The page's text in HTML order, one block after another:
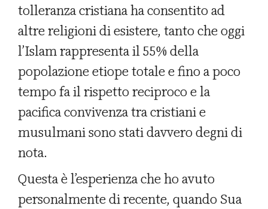
tolleranza cristiana ha consentito ad
altre religioni di esistere, tanto che oggi
l’Islam rappresenta il 55% della
popolazione etiope totale e fino a poco
tempo fa il rispetto reciproco e la
pacifica convivenza tra cristiani e
musulmani sono stati davvero degni di
nota.
Questa è l’esperienza che ho avuto
personalmente di recente, quando Sua